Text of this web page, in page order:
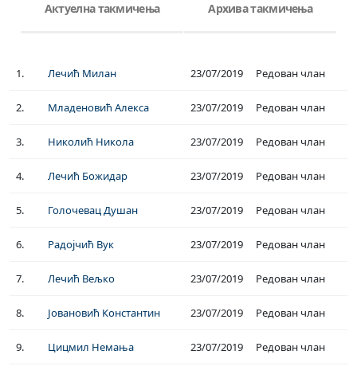
Актуелна такмичења Архива такмичења
1. Лечић Милан 23/07/2019 Редован члан
2. Младеновић Алекса 23/07/2019 Редован члан
3. Николић Никола 23/07/2019 Редован члан
4. Лечић Божидар 23/07/2019 Редован члан
5. Голочевац Душан 23/07/2019 Редован члан
6. Радојчић Вук 23/07/2019 Редован члан
7. Лечић Вељко 23/07/2019 Редован члан
8. Јовановић Константин 23/07/2019 Редован члан
9. Цицмил Немања 23/07/2019 Редован члан